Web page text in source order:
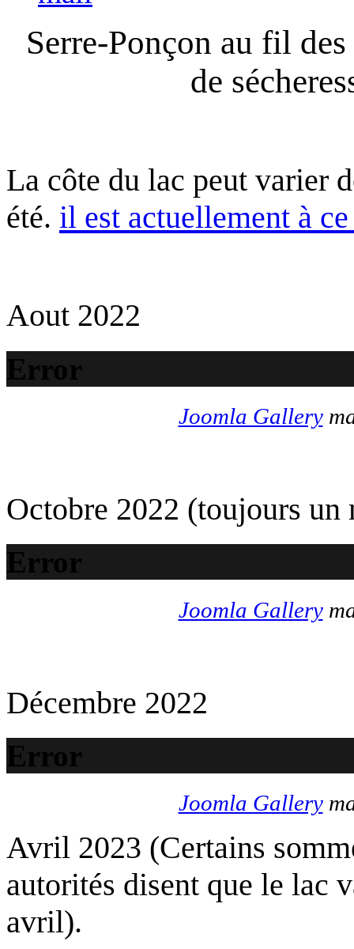
Serre-Ponçon au fil
de
La côte du lac peut varier
été. il est actuellement à
Aout 2022
Error
Joomla Gallery
Octobre 2022 (toujours un
Error
Joomla Gallery
Décembre 2022
Error
Joomla Gallery
Avril 2023 (Certains
autorités disent que le lac
avril).